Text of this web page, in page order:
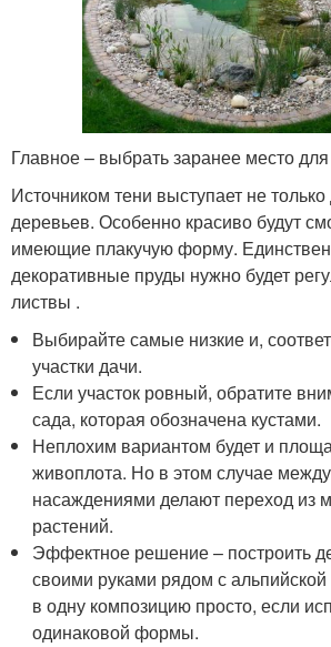
Главное – выбрать заранее место
Источником тени выступает не
деревьев. Особенно красиво будут
имеющие плакучую форму.
декоративные пруды нужно будет
листвы .
Выбирайте самые низкие и,
участки дачи.
Если участок ровный, обратите
сада, которая обозначена кустами.
Неплохим вариантом будет и
живоплота. Но в этом случае
насаждениями делают переход из
растений.
Эффектное решение – построить
своими руками рядом с альпийской
в одну композицию просто, если
одинаковой формы.